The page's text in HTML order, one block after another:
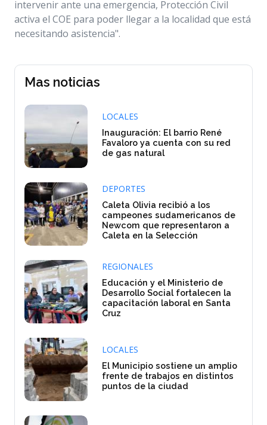
intervenir ante una emergencia, Protección Civil
activa el COE para poder llegar a la localidad que está
necesitando asistencia".
Mas noticias
LOCALES
Inauguración: El barrio René
Favaloro ya cuenta con su red
de gas natural
DEPORTES
Caleta Olivia recibió a los
campeones sudamericanos de
Newcom que representaron a
Caleta en la Selección
REGIONALES
Educación y el Ministerio de
Desarrollo Social fortalecen la
capacitación laboral en Santa
Cruz
LOCALES
El Municipio sostiene un amplio
frente de trabajos en distintos
puntos de la ciudad